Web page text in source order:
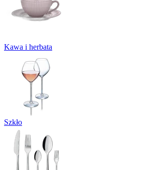
Kawa i herbata
Szkło